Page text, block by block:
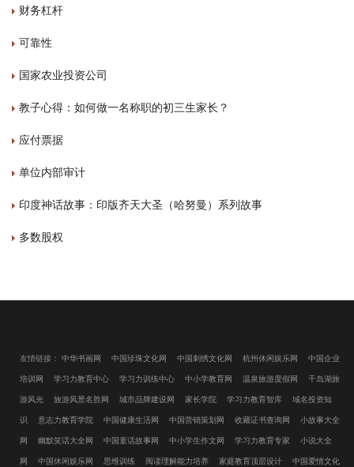
财务杠杆
可靠性
国家农业投资公司
教子心得：如何做一名称职的初三生家长？
应付票据
单位内部审计
印度神话故事：印版齐天大圣（哈努曼）系列故事
多数股权
友情链接： 中华书画网 中国珍珠文化网 中国刺绣文化网 杭州休闲娱乐网 中国企业
培训网 学习力教育中心 学习力训练中心 中小学教育网 温泉旅游度假网 千岛湖旅
游风光 旅游风景名胜网 城市品牌建设网 家长学院 学习力教育智库 域名投资知
识 意志力教育学院 中国健康生活网 中国营销策划网 收藏证书查询网 小故事大全
网 幽默笑话大全网 中国童话故事网 中小学生作文网 学习力教育专家 小说大全
网 中国休闲娱乐网 思维训练 阅读理解能力培养 家庭教育顶层设计 中国爱情文化